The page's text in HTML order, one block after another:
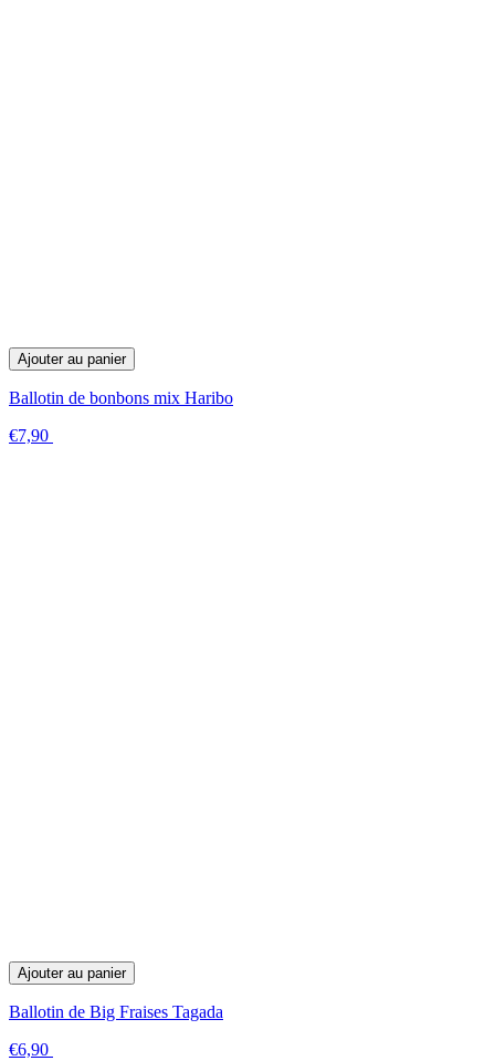
Ajouter au panier
Ballotin de bonbons mix Haribo
€7,90
Ajouter au panier
Ballotin de Big Fraises Tagada
€6,90